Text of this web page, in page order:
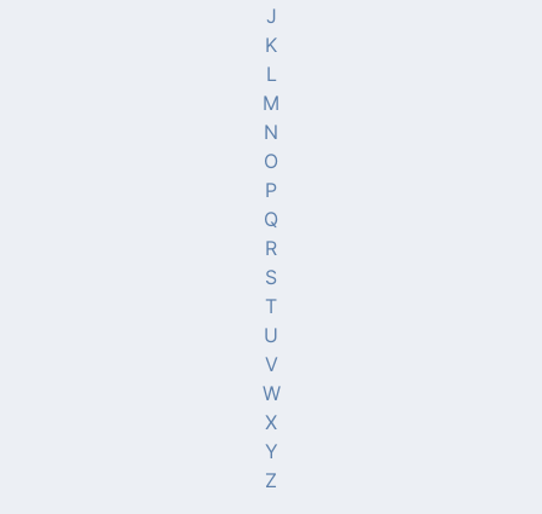
J
K
L
M
N
O
P
Q
R
S
T
U
V
W
X
Y
Z